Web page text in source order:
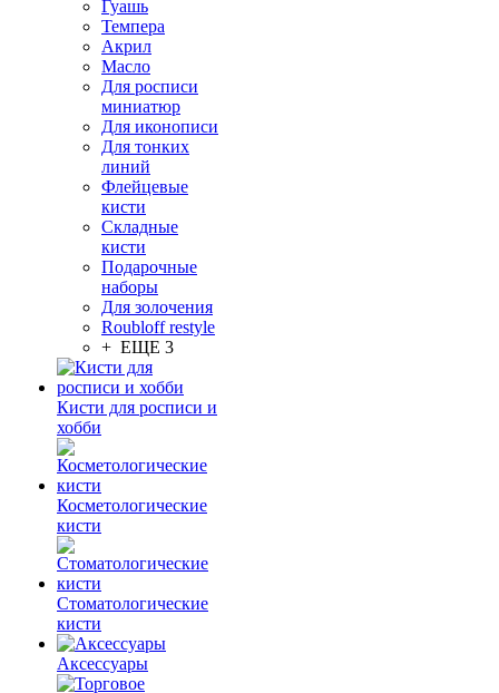
Гуашь
Темпера
Акрил
Масло
Для росписи
миниатюр
Для иконописи
Для тонких
линий
Флейцевые
кисти
Складные
кисти
Подарочные
наборы
Для золочения
Roubloff restyle
+ ЕЩЕ 3
Кисти для росписи и
хобби
Косметологические
кисти
Стоматологические
кисти
Аксессуары